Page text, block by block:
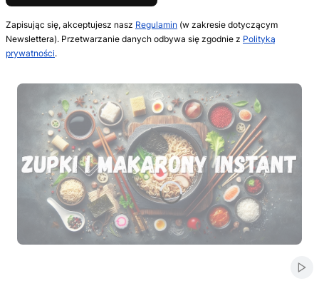
Zapisując się, akceptujesz nasz Regulamin (w zakresie dotyczącym
Newslettera). Przetwarzanie danych odbywa się zgodnie z Polityką
prywatności.